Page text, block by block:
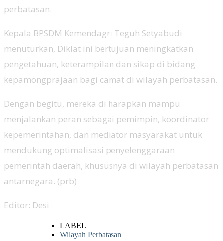
perbatasan.
Kepala BPSDM Kemendagri Teguh Setyabudi
menuturkan, Diklat ini bertujuan meningkatkan
pengetahuan, keterampilan dan sikap di bidang
kepamongprajaan bagi camat di wilayah perbatasan.
Dengan begitu, mereka di harapkan mampu
menjalankan peran sebagai pemimpin, koordinator
kepemerintahan, dan mediator masyarakat untuk
mendukung optimalisasi penyelenggaraan
pemerintah daerah, khususnya di wilayah perbatasan
antarnegara. (prb)
Editor: Desi
LABEL
Wilayah Perbatasan